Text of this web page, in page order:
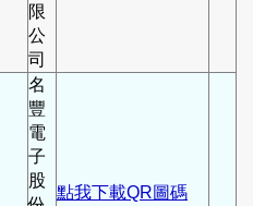
限
公
司
名
豐
電
子
股
點我下載QR圖碼